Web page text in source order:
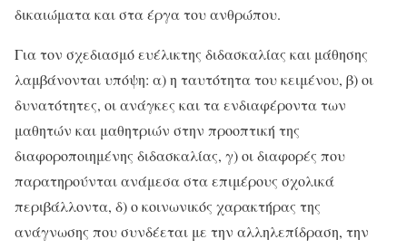
δικαιώματα και στα έργα του ανθρώπου.
Για τον σχεδιασμό ευέλικτης διδασκαλίας και μάθησης
λαμβάνονται υπόψη: α) η ταυτότητα του κειμένου, β) οι
δυνατότητες, οι ανάγκες και τα ενδιαφέροντα των
μαθητών και μαθητριών στην προοπτική της
διαφοροποιημένης διδασκαλίας, γ) οι διαφορές που
παρατηρούνται ανάμεσα στα επιμέρους σχολικά
περιβάλλοντα, δ) ο κοινωνικός χαρακτήρας της
ανάγνωσης που συνδέεται με την αλληλεπίδραση, την